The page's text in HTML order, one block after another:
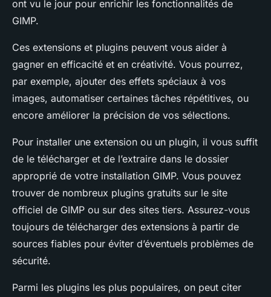
ont vu le jour pour enrichir les fonctionnalités de
GIMP.
Ces extensions et plugins peuvent vous aider à
gagner en efficacité et en créativité. Vous pourrez,
par exemple, ajouter des effets spéciaux à vos
images, automatiser certaines tâches répétitives, ou
encore améliorer la précision de vos sélections.
Pour installer une extension ou un plugin, il vous suffit
de le télécharger et de l’extraire dans le dossier
approprié de votre installation GIMP. Vous pouvez
trouver de nombreux plugins gratuits sur le site
officiel de GIMP ou sur des sites tiers. Assurez-vous
toujours de télécharger des extensions à partir de
sources fiables pour éviter d’éventuels problèmes de
sécurité.
Parmi les plugins les plus populaires, on peut citer